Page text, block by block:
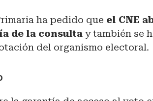
ha pedido que el CNE
de la consulta y también se
del organismo electoral.